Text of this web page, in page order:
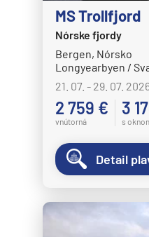
MS Trollfjord
Nórske fjordy
Bergen, Nórsko
Longyearbyen /
21. 07. - 29. 07.
2 759 €
vnútorná
3
s
Detail